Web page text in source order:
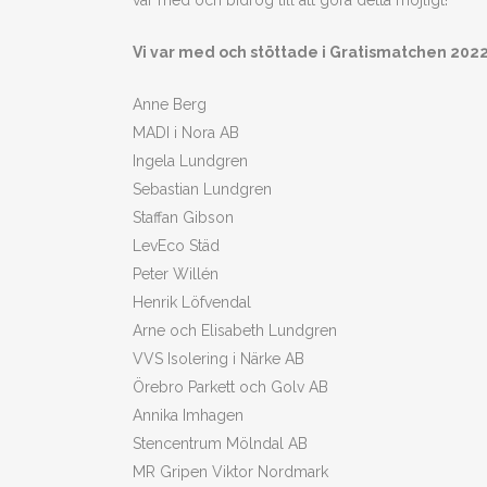
Vi var med och stöttade i Gratismatchen
Anne Berg
MADI i Nora AB
Ingela Lundgren
Sebastian Lundgren
Staffan Gibson
LevEco Städ
Peter Willén
Henrik Löfvendal
Arne och Elisabeth Lundgren
VVS Isolering i Närke AB
Örebro Parkett och Golv AB
Annika Imhagen
Stencentrum Mölndal AB
MR Gripen Viktor Nordmark